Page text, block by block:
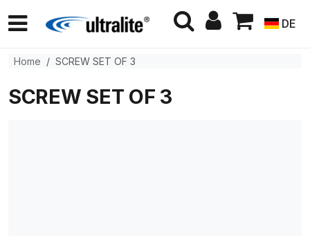
DE
Home SCREW SET OF 3
SCREW SET OF 3